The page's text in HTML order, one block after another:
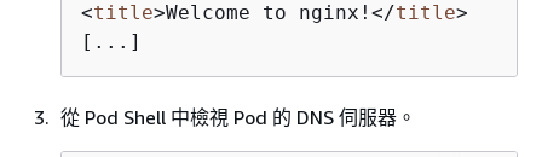
<title>Welcome to nginx! </title>
[...]
從 Pod Shell 中檢視 Pod 的 DNS 伺服器。